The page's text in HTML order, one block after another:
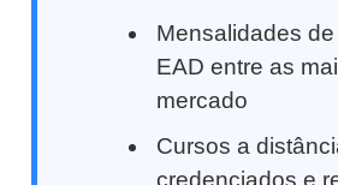
Mensalidades
EAD entre as
mercado
Cursos a
credenciados e